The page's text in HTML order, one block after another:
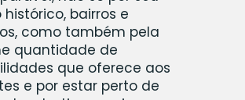
bairros e
como também pela
quantidade de
que oferece aos
e por estar perto de